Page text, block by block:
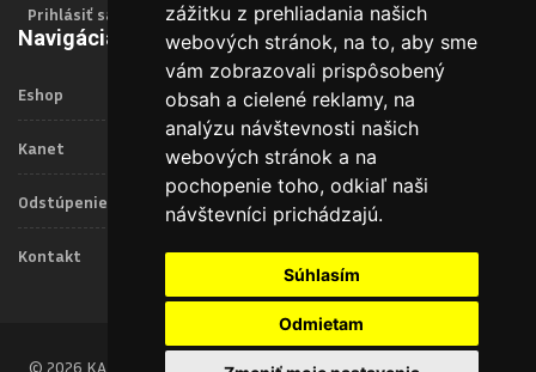
zážitku z prehliadania našich
webových stránok, na to, aby sme
vám zobrazovali prispôsobený
obsah a cielené reklamy, na
analýzu návštevnosti našich
webových stránok a na
pochopenie toho, odkiaľ naši
návštevníci prichádzajú.
Súhlasím
Odmietam
Prihlásiť sa
Navigácia
Eshop
Kanet
Odstúpenie od zmluvy
Kontakt
© 2026 KANET